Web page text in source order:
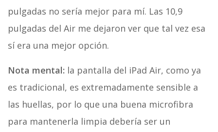
pulgadas no sería mejor para mí. Las 10,9
pulgadas del Air me dejaron ver que tal vez esa
sí era una mejor opción.
Nota mental: la pantalla del iPad Air, como ya
es tradicional, es extremadamente sensible a
las huellas, por lo que una buena microfibra
para mantenerla limpia debería ser un